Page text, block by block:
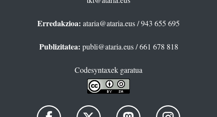
Erredakzioa: ataria@ataria.eus/ 943 655 695
Publizitatea: publi@ataria.eus/ 661 678 818
Codesyntaxek garatua